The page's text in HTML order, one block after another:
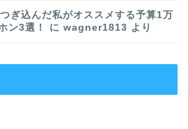
ぎ込んだ私がオススメする予算1万
ン3選！
に wagner1813 より